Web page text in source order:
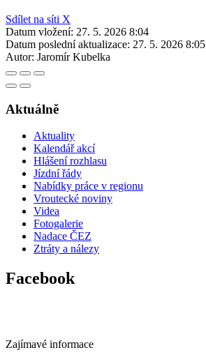
Sdílet na síti X
Datum vložení: 27. 5. 2026 8:04
Datum poslední aktualizace: 27. 5. 2026 8:05
Autor: Jaromír Kubelka
Aktuálně
Aktuality
Kalendář akcí
Hlášení rozhlasu
Jízdní řády
Nabídky práce v regionu
Vroutecké noviny
Videa
Fotogalerie
Nadace ČEZ
Ztráty a nálezy
Facebook
Zajímavé informace